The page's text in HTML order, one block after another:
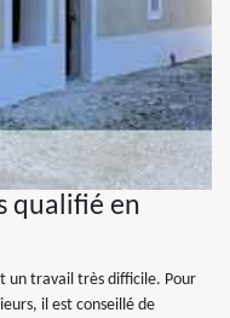
qualifié en
un travail très difficile. Pour
il est conseillé de